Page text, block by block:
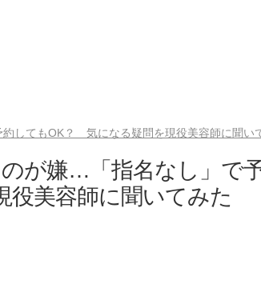
してもOK？ 気になる疑問を現役美容師に聞い
のが嫌…「指名なし」で
美容師に聞いてみた